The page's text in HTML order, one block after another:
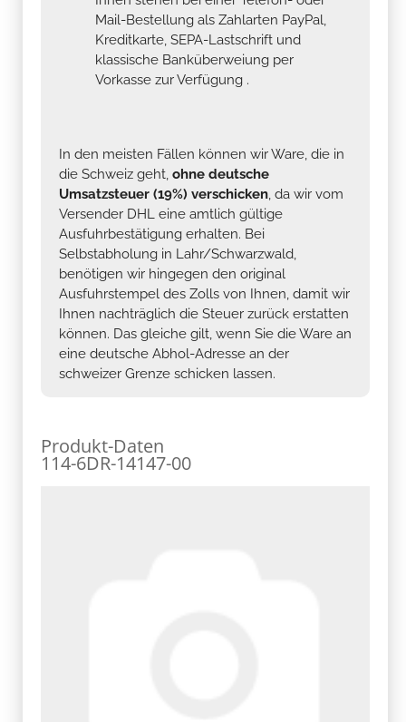
Mail-Bestellung als Zahlarten PayPal,
Kreditkarte, SEPA-Lastschrift und
klassische Banküberweiung per
Vorkasse zur Verfügung .
In den meisten Fällen können wir Ware, die in
die Schweiz geht, ohne deutsche
Umsatzsteuer (19%) verschicken, da wir vom
Versender DHL eine amtlich gültige
Ausfuhrbestätigung erhalten. Bei
Selbstabholung in Lahr/Schwarzwald,
benötigen wir hingegen den original
Ausfuhrstempel des Zolls von Ihnen, damit wir
Ihnen nachträglich die Steuer zurück erstatten
können. Das gleiche gilt, wenn Sie die Ware an
eine deutsche Abhol-Adresse an der
schweizer Grenze schicken lassen.
Produkt-Daten
114-6DR-14147-00